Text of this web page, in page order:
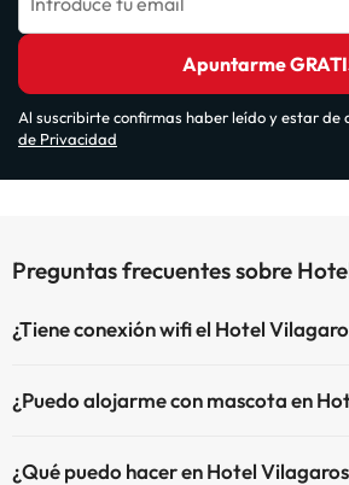
Apuntarme
Al suscribirte confirmas haber leído y estar de
de Privacidad
Preguntas frecuentes sobre
¿Tiene conexión wifi el Hotel
¿Puedo alojarme con mascota en
¿Qué puedo hacer en Hotel